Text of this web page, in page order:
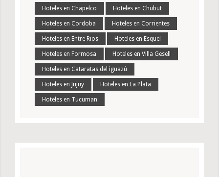
Hoteles en Chapelco Hoteles en Chubut
Hoteles en Cordoba Hoteles en Corrientes
Hoteles en Entre Rios Hoteles en Esquel
Hoteles en Formosa Hoteles en Villa Gesell
Hoteles en Cataratas del iguazú
Hoteles en Jujuy Hoteles en La Plata
Hoteles en Tucuman